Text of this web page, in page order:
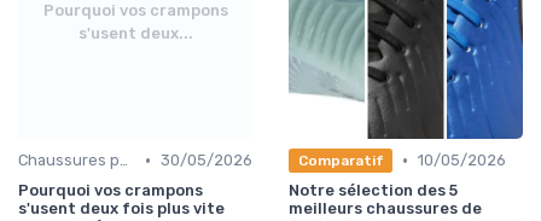
Pourquoi vos crampons
s'usent deux...
Chaussures pour Terrains Synthétiques • 30/05/2026
Pourquoi vos crampons
s'usent deux fois plus vite
Comparatif • 10/05/2026
Notre sélection des 5
meilleurs chaussures de